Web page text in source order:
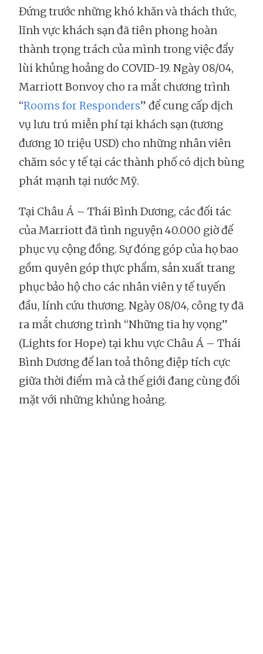
Đứng trước những khó khăn và thách thức,
lĩnh vực khách sạn đã tiên phong hoàn
thành trọng trách của mình trong việc đẩy
lùi khủng hoảng do COVID-19. Ngày 08/04,
Marriott Bonvoy cho ra mắt chương trình
“Rooms for Responders” để cung cấp dịch
vụ lưu trú miễn phí tại khách sạn (tương
đương 10 triệu USD) cho những nhân viên
chăm sóc y tế tại các thành phố có dịch bùng
phát mạnh tại nước Mỹ.
Tại Châu Á – Thái Bình Dương, các đối tác
của Marriott đã tình nguyện 40.000 giờ để
phục vụ cộng đồng. Sự đóng góp của họ bao
gồm quyên góp thực phẩm, sản xuất trang
phục bảo hộ cho các nhân viên y tế tuyến
đầu, lính cứu thương. Ngày 08/04, công ty đã
ra mắt chương trình “Những tia hy vọng”
(Lights for Hope) tại khu vực Châu Á – Thái
Bình Dương để lan toả thông điệp tích cực
giữa thời điểm mà cả thế giới đang cùng đối
mặt với những khủng hoảng.